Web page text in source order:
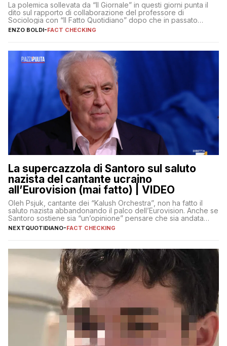
La polemica sollevata da “Il Giornale” in questi giorni punta il
dito sul rapporto di collaborazione del professore di
Sociologia con “Il Fatto Quotidiano” dopo che in passato
erano volati stracci
ENZO BOLDI-FACT CHECKING
La supercazzola di Santoro sul saluto
nazista del cantante ucraino
all’Eurovision (mai fatto) | VIDEO
Oleh Psjuk, cantante dei “Kalush Orchestra”, non ha fatto il
saluto nazista abbandonando il palco dell’Eurovision. Anche se
Santoro sostiene sia “un’opinione” pensare che sia andata
così
NEXTQUOTIDIANO-FACT CHECKING